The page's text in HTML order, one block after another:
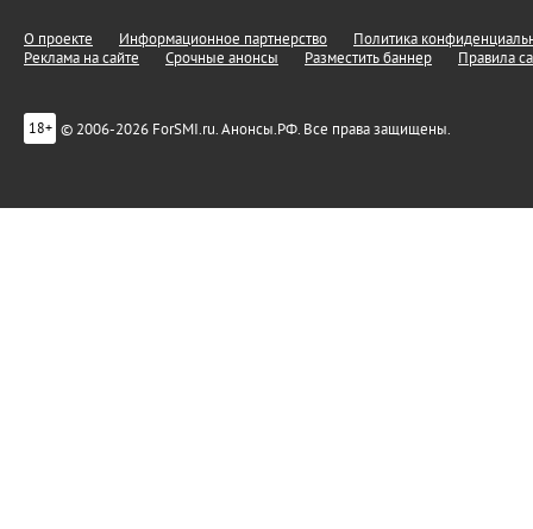
О проекте Информационное партнерство
Политика
Реклама на сайте
Срочные анонсы Разместить баннер Правила
18+ © 2006-2026 ForSMI.ru. Анонсы.РФ. Все права защищены.